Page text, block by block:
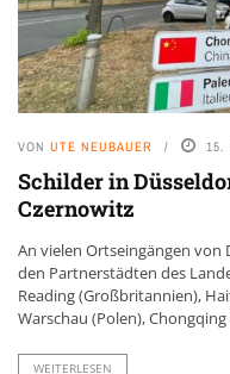
VON UTE NEUBAUER 15.
Schilder in
Czernowitz
An vielen Ortseingängen
den Partnerstädten des
Reading (Großbritannien),
Warschau (Polen), Chongqing
WEITERLESEN